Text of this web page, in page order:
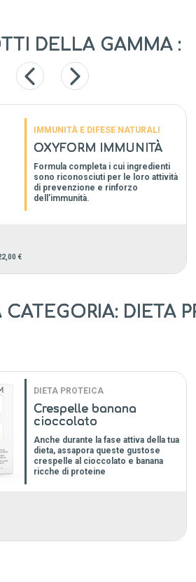
DELLA GAMMA :
IMMUNITÀ E DIFESE NATURALI
OXYFORM IMMUNITÀ
Formula completa i cui ingredienti
sono riconosciuti per le loro attività
di prevenzione e rinforzo
dell’immunità.
€
DIETA
DIETA PROTEICA
Crespelle banana
cioccolato
Anche durante la fase attiva della tua
dieta, assapora queste gustose
crespelle al cioccolato e banana
ricche di proteine